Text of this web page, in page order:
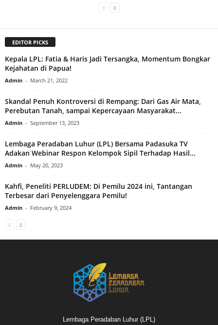
EDITOR PICKS
Kepala LPL: Fatia & Haris Jadi Tersangka, Momentum Bongkar
Kejahatan di Papua!
Admin - March 21, 2022
Skandal Penuh Kontroversi di Rempang: Dari Gas Air Mata,
Perebutan Tanah, sampai Kepercayaan Masyarakat...
Admin - September 13, 2023
Lembaga Peradaban Luhur (LPL) Bersama Padasuka TV
Adakan Webinar Respon Kelompok Sipil Terhadap Hasil...
Admin - May 20, 2023
Kahfi, Peneliti PERLUDEM: Di Pemilu 2024 ini, Tantangan
Terbesar dari Penyelenggara Pemilu!
Admin - February 9, 2024
Lembaga Peradaban Luhur (LPL)